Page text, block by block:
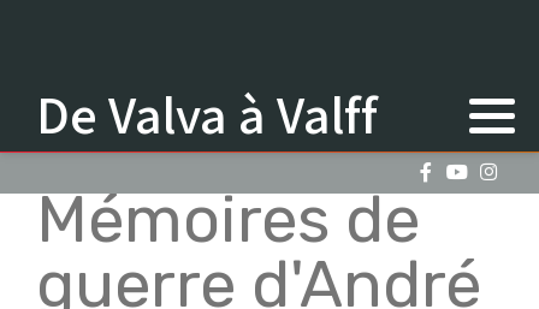
De Valva à Valff
Mémoires de
guerre d'André